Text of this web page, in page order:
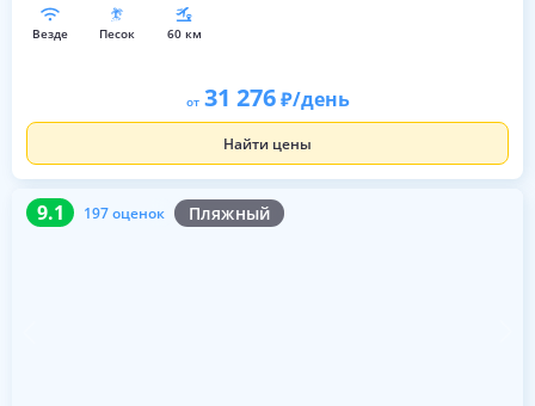
везде песок 60 км
от 31 276 /день
Найти цены
9.1 197 оценок Пляжный
9.1 197 оценок